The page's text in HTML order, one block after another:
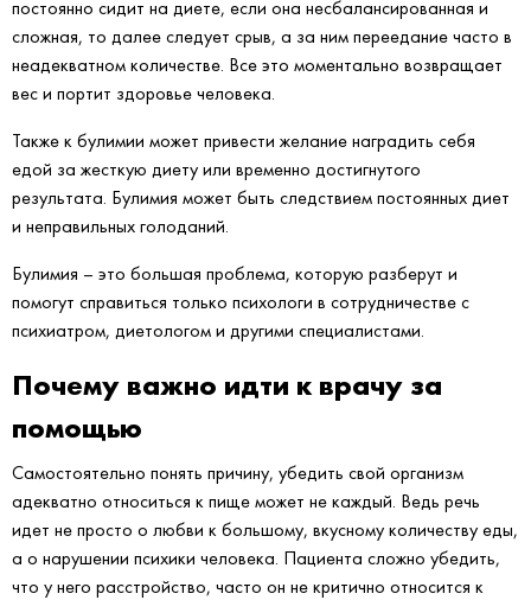
постоянно сидит на диете, если она несбалансированная и
сложная, то далее следует срыв, а за ним переедание часто в
неадекватном количестве. Все это моментально возвращает
вес и портит здоровье человека.
Также к булимии может привести желание наградить себя
едой за жесткую диету или временно достигнутого
результата. Булимия может быть следствием постоянных диет
и неправильных голоданий.
Булимия – это большая проблема, которую разберут и
помогут справиться только психологи в сотрудничестве с
психиатром, диетологом и другими специалистами.
Почему важно идти к врачу за
помощью
Самостоятельно понять причину, убедить свой организм
адекватно относиться к пище может не каждый. Ведь речь
идет не просто о любви к большому, вкусному количеству еды,
а о нарушении психики человека. Пациента сложно убедить,
что у него расстройство, часто он не критично относится к